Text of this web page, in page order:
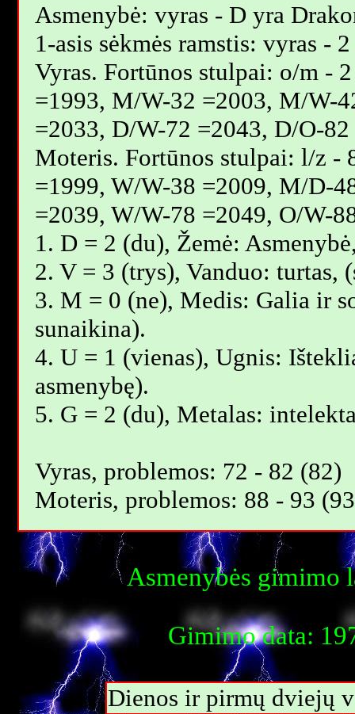
Asmenybė: vyras - D yra
1-asis sėkmės ramstis: vyras -
Vyras. Fortūnos stulpai: o/m -
=1993, M/W-32 =2003, M/W-
=2033, D/W-72 =2043, D/O-
Moteris. Fortūnos stulpai: l/z -
=1999, W/W-38 =2009, M/D-
=2039, W/W-78 =2049, O/W-
1. D = 2 (du), Žemė:
2. V = 3 (trys), Vanduo: turtas,
3. M = 0 (ne), Medis: Galia ir
sunaikina).
4. U = 1 (vienas), Ugnis:
asmenybę).
5. G = 2 (du), Metalas:
Vyras, problemos: 72 - 82 (82)
Moteris, problemos: 88 - 93
Asmenybės gimimo
Gimimo data:
Dienos ir pirmų dviejų